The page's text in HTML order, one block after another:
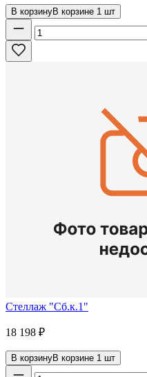
В корзинуВ корзине 1 шт
Стеллаж "Сб.к.1"
18 198 ₽
В корзинуВ корзине 1 шт